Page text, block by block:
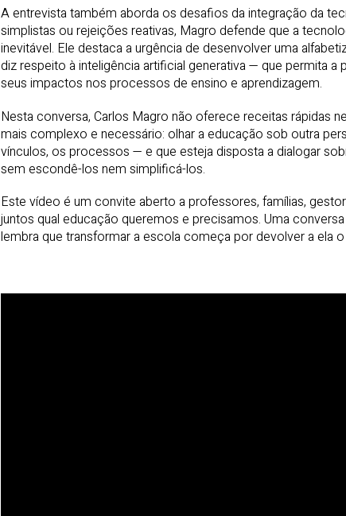
A entrevista também aborda os desafios da integração da
simplistas ou rejeições reativas, Magro defende que a
inevitável. Ele destaca a urgência de desenvolver uma
diz respeito à inteligência artificial generativa — que permita
seus impactos nos processos de ensino e aprendizagem.
Nesta conversa, Carlos Magro não oferece receitas rápidas
mais complexo e necessário: olhar a educação sob outra
vínculos, os processos — e que esteja disposta a dialogar
sem escondê-los nem simplificá-los.
Este vídeo é um convite aberto a professores, famílias,
juntos qual educação queremos e precisamos. Uma
lembra que transformar a escola começa por devolver a ela